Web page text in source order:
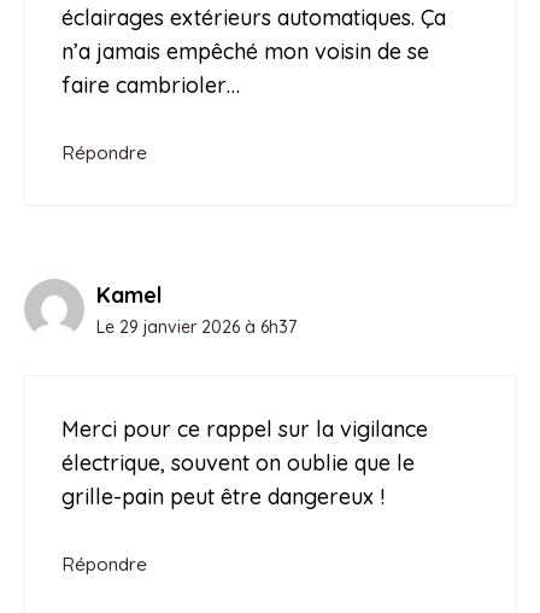
éclairages extérieurs automatiques. Ça
n’a jamais empêché mon voisin de se
faire cambrioler…
Répondre
Kamel
Le 29 janvier 2026 à 6h37
Merci pour ce rappel sur la vigilance
électrique, souvent on oublie que le
grille-pain peut être dangereux !
Répondre